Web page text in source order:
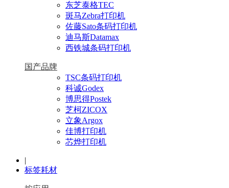
东芝泰格TEC
斑马Zebra打印机
佐藤Sato条码打印机
迪马斯Datamax
西铁城条码打印机
国产品牌
TSC条码打印机
科诚Godex
博思得Postek
芝柯ZICOX
立象Argox
佳博打印机
芯烨打印机
|
标签耗材